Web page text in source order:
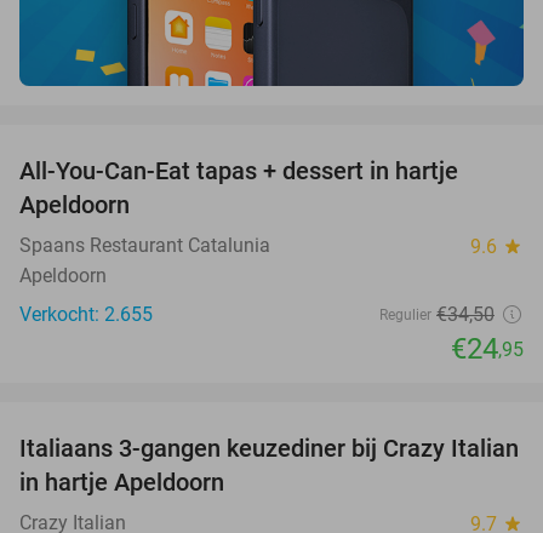
All-You-Can-Eat tapas + dessert in hartje
Apeldoorn
Spaans Restaurant Catalunia 9.6 star
Apeldoorn
Verkocht: 2.655
Regulier €34,50
€24,95
27%
Italiaans 3-gangen keuzediner bij Crazy Italian
in hartje Apeldoorn
Crazy Italian 9.7 star